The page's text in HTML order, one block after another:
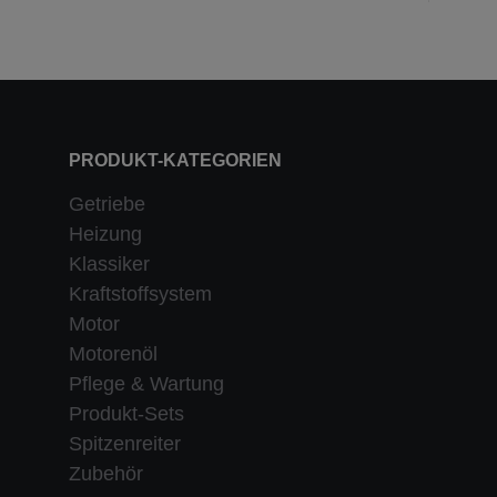
PRODUKT-KATEGORIEN
Getriebe
Heizung
Klassiker
Kraftstoffsystem
Motor
Motorenöl
Pflege & Wartung
Produkt-Sets
Spitzenreiter
Zubehör